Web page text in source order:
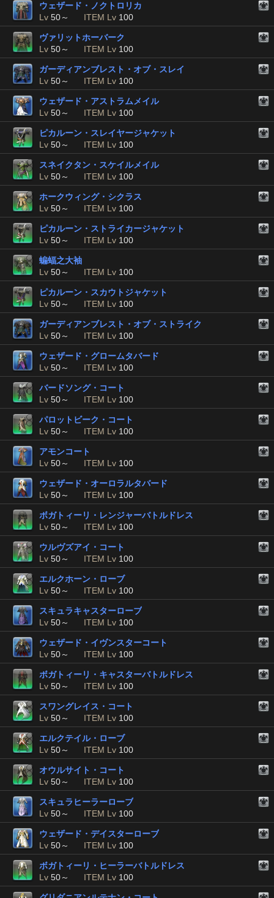
ウェザード・ノクトロリカ
Lv 50～ ITEM Lv 100
ヴァリットホーバーク
Lv 50～ ITEM Lv 100
ガーディアンブレスト・オブ・スレイ
Lv 50～ ITEM Lv 100
ウェザード・アストラムメイル
Lv 50～ ITEM Lv 100
ピカルーン・スレイヤージャケット
Lv 50～ ITEM Lv 100
スネイクタン・スケイルメイル
Lv 50～ ITEM Lv 100
ホークウィング・シクラス
Lv 50～ ITEM Lv 100
ピカルーン・ストライカージャケット
Lv 50～ ITEM Lv 100
蝙蝠之大袖
Lv 50～ ITEM Lv 100
ピカルーン・スカウトジャケット
Lv 50～ ITEM Lv 100
ガーディアンブレスト・オブ・ストライク
Lv 50～ ITEM Lv 100
ウェザード・グロームタバード
Lv 50～ ITEM Lv 100
バードソング・コート
Lv 50～ ITEM Lv 100
パロットビーク・コート
Lv 50～ ITEM Lv 100
アモンコート
Lv 50～ ITEM Lv 100
ウェザード・オーロラルタバード
Lv 50～ ITEM Lv 100
ボガトィーリ・レンジャーバトルドレス
Lv 50～ ITEM Lv 100
ウルヴズアイ・コート
Lv 50～ ITEM Lv 100
エルクホーン・ローブ
Lv 50～ ITEM Lv 100
スキュラキャスターローブ
Lv 50～ ITEM Lv 100
ウェザード・イヴンスターコート
Lv 50～ ITEM Lv 100
ボガトィーリ・キャスターバトルドレス
Lv 50～ ITEM Lv 100
スワングレイス・コート
Lv 50～ ITEM Lv 100
エルクテイル・ローブ
Lv 50～ ITEM Lv 100
オウルサイト・コート
Lv 50～ ITEM Lv 100
スキュラヒーラーローブ
Lv 50～ ITEM Lv 100
ウェザード・デイスターローブ
Lv 50～ ITEM Lv 100
ボガトィーリ・ヒーラーバトルドレス
Lv 50～ ITEM Lv 100